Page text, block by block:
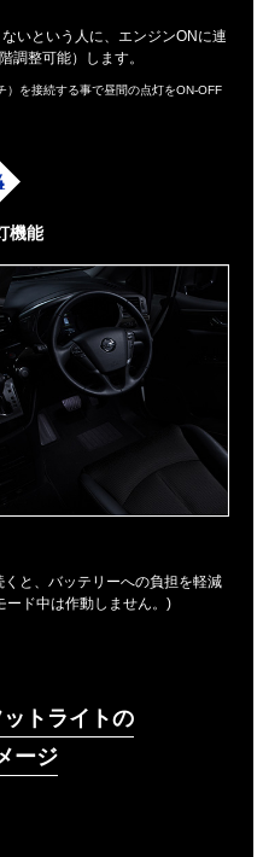
いという人に、エンジンONに連
整可能）します。
を接続する事で昼間の点灯をON-OFF
機能
と、バッテリーへの負担を軽減
ード中は作動しません。)
トライトの
ージ